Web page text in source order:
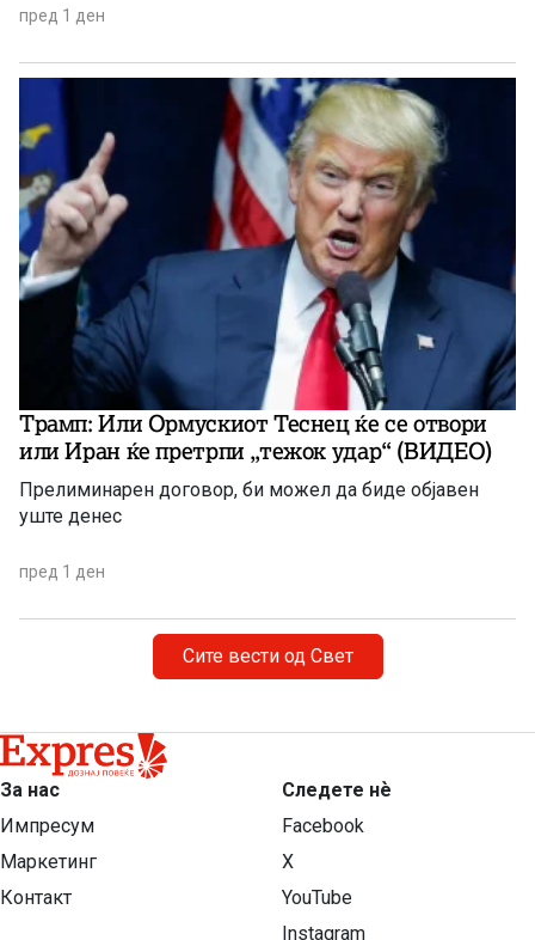
пред 1 ден
Трамп: Или Ормускиот Теснец ќе се отвори
или Иран ќе претрпи „тежок удар“ (ВИДЕО)
Прелиминарен договор, би можел да биде објавен
уште денес
пред 1 ден
Сите вести од Свет
За нас
Импресум
Маркетинг
Контакт
Следете нѐ
Facebook
X
YouTube
Instagram